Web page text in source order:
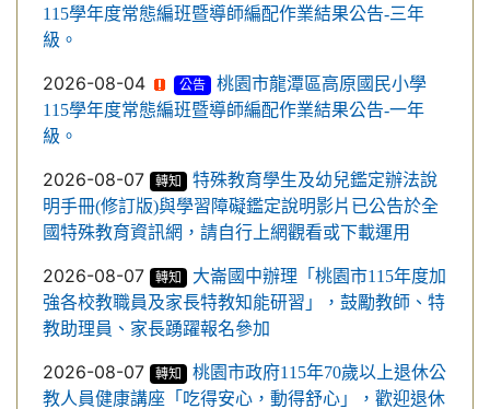
115學年度常態編班暨導師編配作業結果公告-三年
級。
2026-08-04 公告
桃園市龍潭區高原國民小學
115學年度常態編班暨導師編配作業結果公告-一年
級。
2026-08-07 轉知
特殊教育學生及幼兒鑑定辦法說
明手冊(修訂版)與學習障礙鑑定說明影片已公告於全
國特殊教育資訊網，請自行上網觀看或下載運用
2026-08-07 轉知
大崙國中辦理「桃園市115年度加
強各校教職員及家長特教知能研習」，鼓勵教師、特
教助理員、家長踴躍報名參加
2026-08-07 轉知
桃園市政府115年70歲以上退休公
教人員健康講座「吃得安心，動得舒心」，歡迎退休